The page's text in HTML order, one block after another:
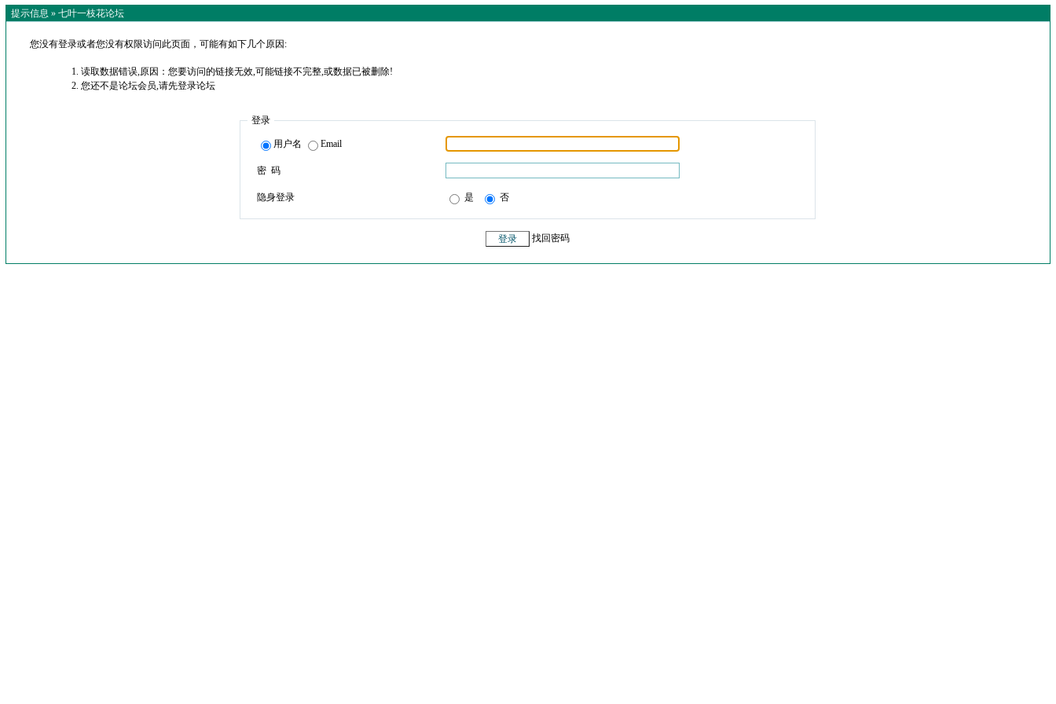
提示信息 » 七叶一枝花论坛
您没有登录或者您没有权限访问此页面，可能有如下几个原因:
读取数据错误,原因：您要访问的链接无效,可能链接不完整,或数据已被删除!
您还不是论坛会员,请先登录论坛
登录
用户名 Email
密 码
隐身登录 是 否
找回密码